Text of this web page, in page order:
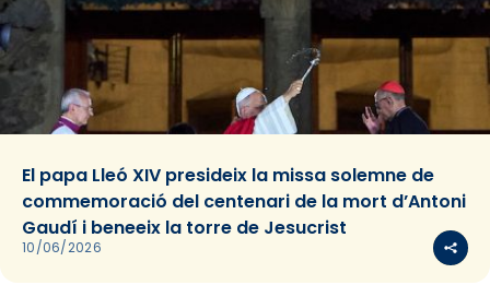
El papa Lleó XIV presideix la missa solemne de
commemoració del centenari de la mort d’Antoni
Gaudí i beneeix la torre de Jesucrist
10/06/2026